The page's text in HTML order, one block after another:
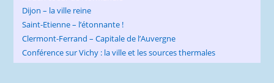
Dijon – la ville reine
Saint-Etienne – l’étonnante !
Clermont-Ferrand – Capitale de l’Auvergne
Conférence sur Vichy : la ville et les sources thermales